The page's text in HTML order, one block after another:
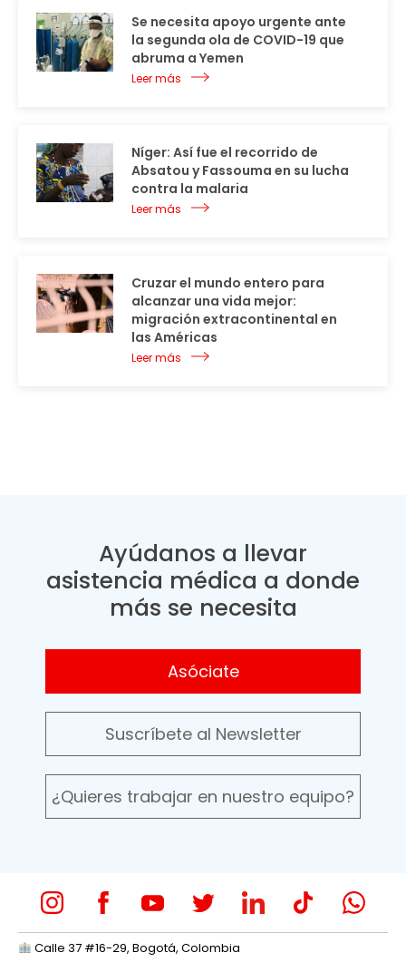
Se necesita apoyo urgente ante
la segunda ola de COVID-19 que
abruma a Yemen
Leer más
Níger: Así fue el recorrido de
Absatou y Fassouma en su lucha
contra la malaria
Leer más
Cruzar el mundo entero para
alcanzar una vida mejor:
migración extracontinental en
las Américas
Leer más
Ayúdanos a llevar
asistencia médica a donde
más se necesita
Asóciate
Suscríbete al Newsletter
¿Quieres trabajar en nuestro equipo?
Calle 37 #16-29, Bogotá, Colombia